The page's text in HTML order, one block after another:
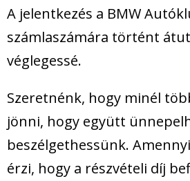
A jelentkezés a BMW
számlaszámára történt
véglegessé.
Szeretnénk, hogy minél
jönni, hogy együtt
beszélgethessünk.
érzi, hogy a részvételi díj